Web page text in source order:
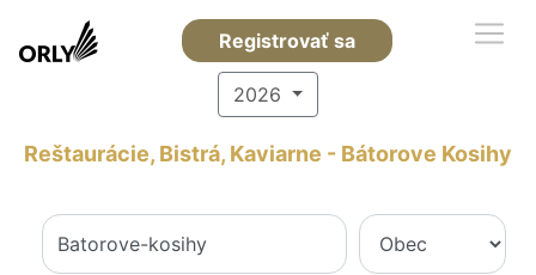
Registrovať sa
2026
Reštaurácie, Bistrá, Kaviarne - Bátorove Kosihy